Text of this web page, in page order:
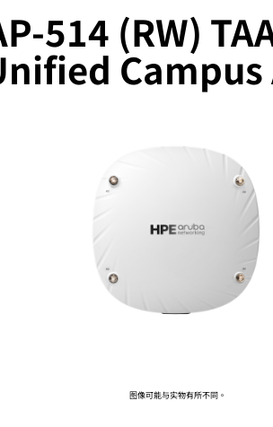
您的购物车目前是
前往 HPE 商店浏览、配置和订
514 (RW)
Campus
图像可能与实物有所不同。